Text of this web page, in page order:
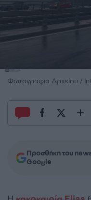
Φωτογραφία Αρχείου /
Προσθήκη του
Google